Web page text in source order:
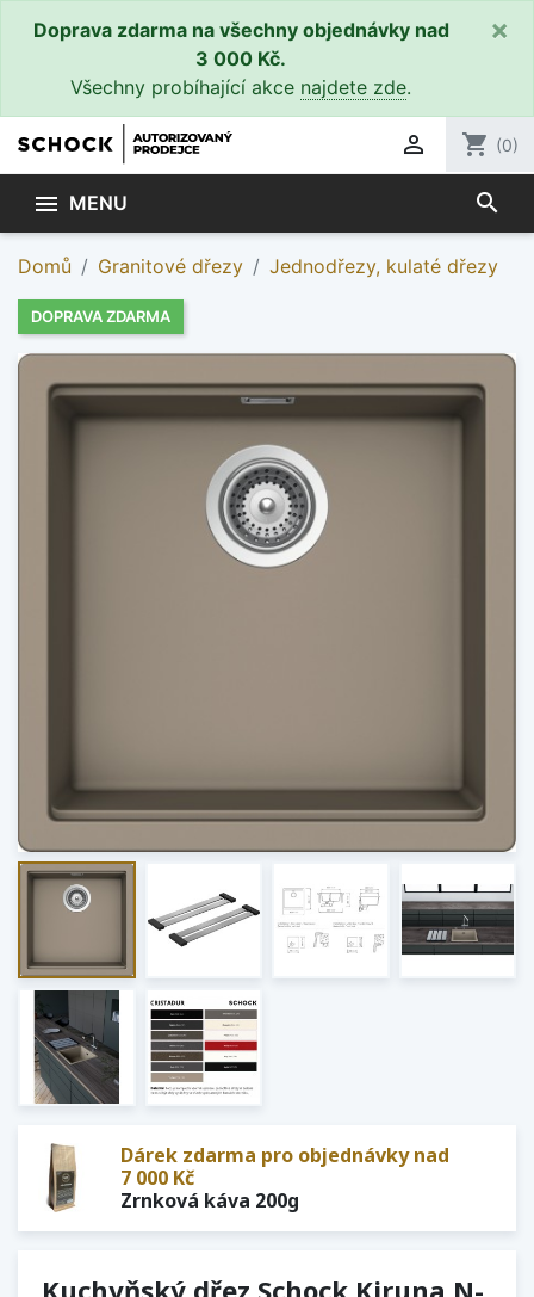
Doprava zdarma na všechny objednávky nad
3 000 Kč.
Všechny probíhající akce najdete zde.
×
 shopping_cart (0)
 MENU search
Domů Granitové dřezy Jednodřezy, kulaté dřezy
DOPRAVA ZDARMA
Dárek zdarma pro objednávky nad
7 000 Kč
Zrnková káva 200g
Kuchyňský dřez Schock Kiruna N-